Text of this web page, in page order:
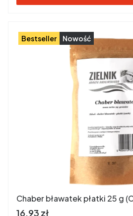
Bestseller Nowość
Chaber bławatek płatki 25 g
Cena brutto
16,93 zł